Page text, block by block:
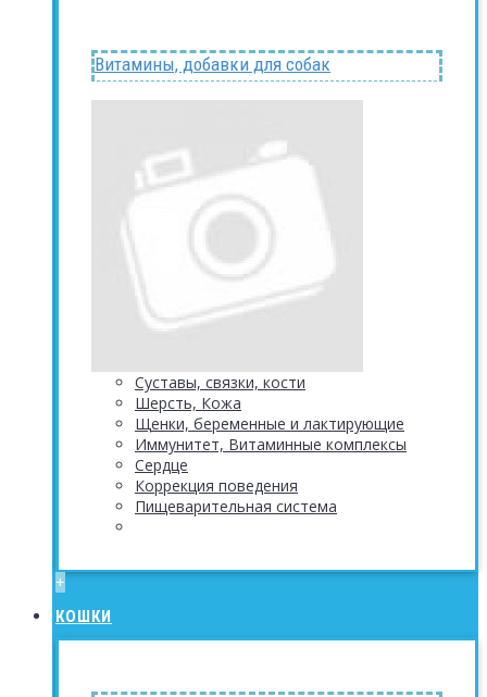
Витамины, добавки для собак
Суставы, связки, кости
Шерсть, Кожа
Щенки, беременные и лактирующие
Иммунитет, Витаминные комплексы
Сердце
Коррекция поведения
Пищеварительная система
+
КОШКИ